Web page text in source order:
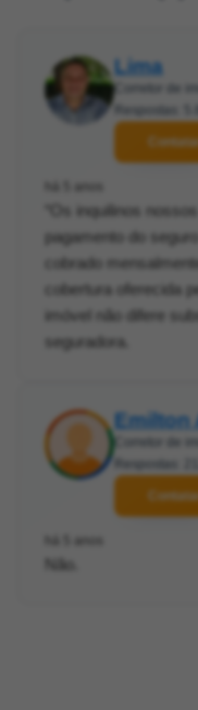
Lima
Corretor de
Respostas:
há 5 anos
“Os inquilinos
pagamento do
cobrado
cobertura oferecida
imóvel não difere
seguradora.
Emilton
Corretor de
Respostas: 212
há 5 anos
Não.